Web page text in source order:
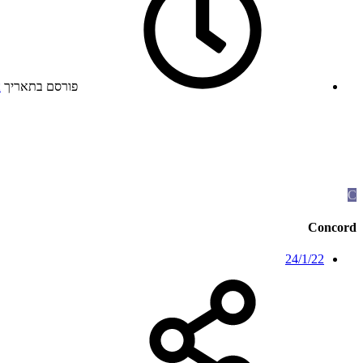
פורסם בתאריך
C
Concord
24/1/22